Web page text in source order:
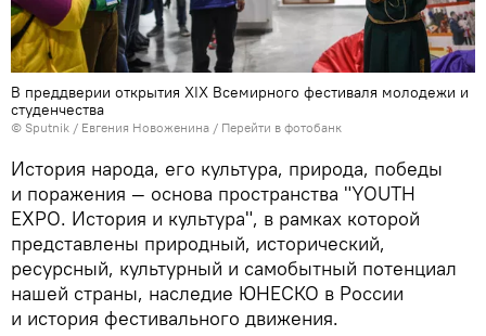
В преддверии открытия XIX Всемирного фестиваля молодежи и
студенчества
© Sputnik / Евгения Новоженина / Перейти в фотобанк
История народа, его культура, природа, победы
и поражения — основа пространства "YOUTH
EXPO. История и культура", в рамках которой
представлены природный, исторический,
ресурсный, культурный и самобытный потенциал
нашей страны, наследие ЮНЕСКО в России
и история фестивального движения.